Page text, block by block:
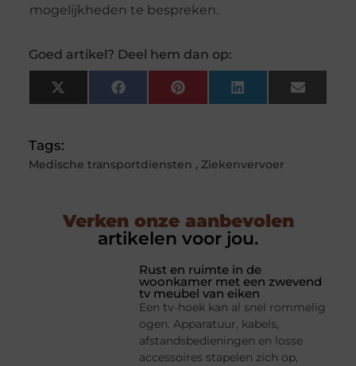
mogelijkheden te bespreken.
Goed artikel? Deel hem dan op:
X
(Twitter)
FacebookPinterestLinkedInEmail
Tags:
Medische transportdiensten , Ziekenvervoer
Verken onze aanbevolen
artikelen voor jou.
Rust en ruimte in de
woonkamer met een zwevend
tv meubel van eiken
Een tv-hoek kan al snel rommelig
ogen. Apparatuur, kabels,
afstandsbedieningen en losse
accessoires stapelen zich op,